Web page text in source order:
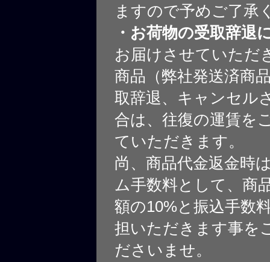
ますので予めご了承
・お荷物の受取辞退
お届けさせていただ
商品（弊社発送済商
取辞退、キャンセル
合は、往復の運賃を
ていただきます。
尚、商品代金返金時
ム手数料として、商
額の10%と振込手数
担いただきます事を
ださいませ。